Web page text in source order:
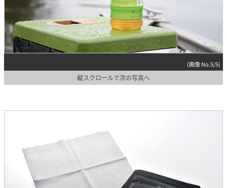
(画像 No.5/5)
縦スクロールで次の写真へ